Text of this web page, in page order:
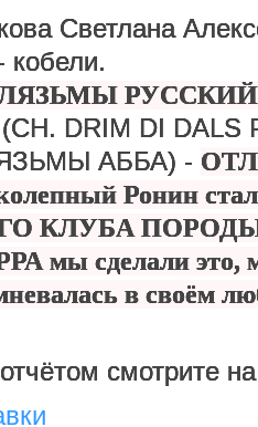
Светлана
РУССКИЙ
(CH. DRIM DI DALS
АББА) -
Ронин
КЛУБА
мы сделали это,
в своём
смотрите